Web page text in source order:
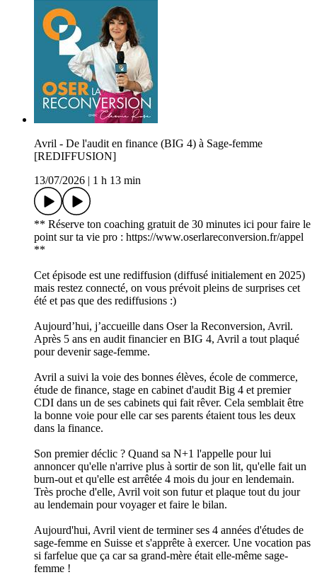
Avril - De l'audit en finance (BIG 4) à Sage-femme
[REDIFFUSION]
13/07/2026
1 h 13 min
** Réserve ton coaching gratuit de 30 minutes ici pour faire le
point sur ta vie pro : https://www.oserlareconversion.fr/appel
**
Cet épisode est une rediffusion (diffusé initialement en 2025)
mais restez connecté, on vous prévoit pleins de surprises cet
été et pas que des rediffusions :)
Aujourd’hui, j’accueille dans Oser la Reconversion, Avril.
Après 5 ans en audit financier en BIG 4, Avril a tout plaqué
pour devenir sage-femme.
Avril a suivi la voie des bonnes élèves, école de commerce,
étude de finance, stage en cabinet d'audit Big 4 et premier
CDI dans un de ses cabinets qui fait rêver. Cela semblait être
la bonne voie pour elle car ses parents étaient tous les deux
dans la finance.
Son premier déclic ? Quand sa N+1 l'appelle pour lui
annoncer qu'elle n'arrive plus à sortir de son lit, qu'elle fait un
burn-out et qu'elle est arrêtée 4 mois du jour en lendemain.
Très proche d'elle, Avril voit son futur et plaque tout du jour
au lendemain pour voyager et faire le bilan.
Aujourd'hui, Avril vient de terminer ses 4 années d'études de
sage-femme en Suisse et s'apprête à exercer. Une vocation pas
si farfelue que ça car sa grand-mère était elle-même sage-
femme !